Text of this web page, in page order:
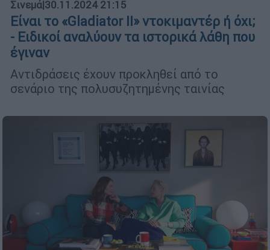
Σινεμά|30.11.2024 21:15
Είναι το «Gladiator II» ντοκιμαντέρ ή όχι;
- Ειδικοί αναλύουν τα ιστορικά λάθη που
έγιναν
Αντιδράσεις έχουν προκληθεί από το
σενάριο της πολυσυζητημένης ταινίας